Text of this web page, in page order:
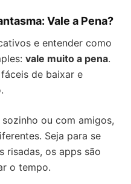
Vale a Pena?
e entender como
vale muito a pena.
de baixar e
ou com amigos,
Seja para se
risadas, os apps são
o tempo.